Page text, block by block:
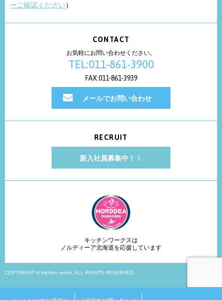
ーご確認ください）
CONTACT
お気軽にお問い合わせください。
TEL:011-861-3900
FAX:011-861-3939
メールでお問い合わせ
RECRUIT
新入社員募集中！！
キッチンワークスは
ノルディーア北海道を応援しています
COPYRIGHT © kitchen works. ALL RIGHTS RESERVED.